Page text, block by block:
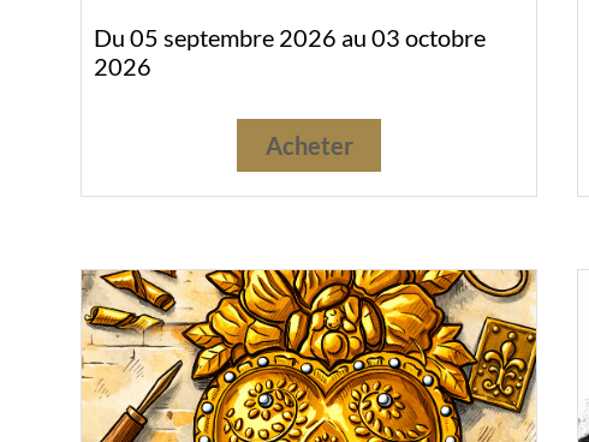
Du 05 septembre 2026 au 03 octobre
2026
Acheter